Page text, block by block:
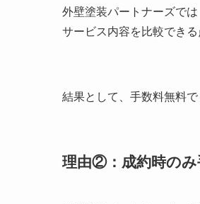
外壁塗装パートナーズで
サービス内容を比較できる
結果として、手数料無料
理由②：成約時のみ